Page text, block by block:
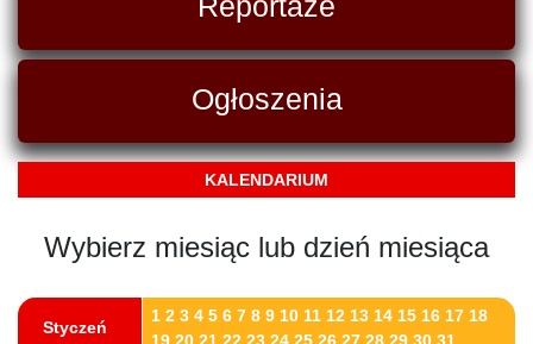
Ogłoszenia
KALENDARIUM
Wybierz miesiąc lub dzień miesiąca
Styczeń
1 2 3 4 5 6 7 8 9 10 11 12 13 14 15 16 17 18